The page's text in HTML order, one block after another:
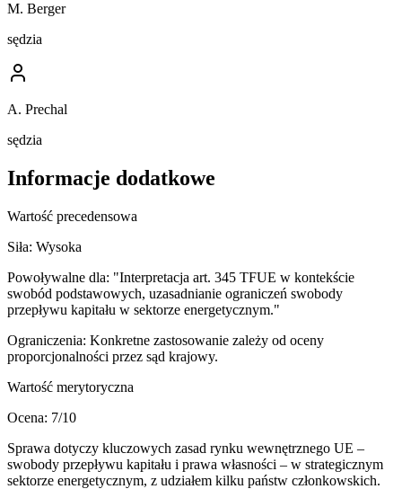
M. Berger
sędzia
A. Prechal
sędzia
Informacje dodatkowe
Wartość precedensowa
Siła: Wysoka
Powoływalne dla: "Interpretacja art. 345 TFUE w kontekście
swobód podstawowych, uzasadnianie ograniczeń swobody
przepływu kapitału w sektorze energetycznym."
Ograniczenia: Konkretne zastosowanie zależy od oceny
proporcjonalności przez sąd krajowy.
Wartość merytoryczna
Ocena: 7/10
Sprawa dotyczy kluczowych zasad rynku wewnętrznego UE –
swobody przepływu kapitału i prawa własności – w strategicznym
sektorze energetycznym, z udziałem kilku państw członkowskich.